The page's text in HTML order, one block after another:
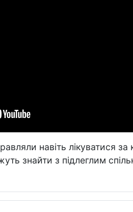
навіть лікуватися за
знайти з підлеглим